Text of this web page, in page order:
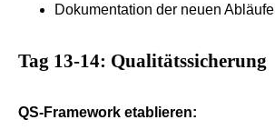
Dokumentation der neuen Abläufe
Tag 13-14: Qualitätssicherung
QS-Framework etablieren: